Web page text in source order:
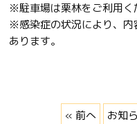
※駐車場は栗林をご利用く
※感染症の状況により、内
あります。
« 前へ お知